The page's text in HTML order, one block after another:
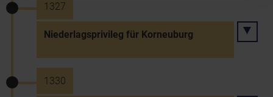
1327
Niederlagsprivileg für Korneuburg
1330